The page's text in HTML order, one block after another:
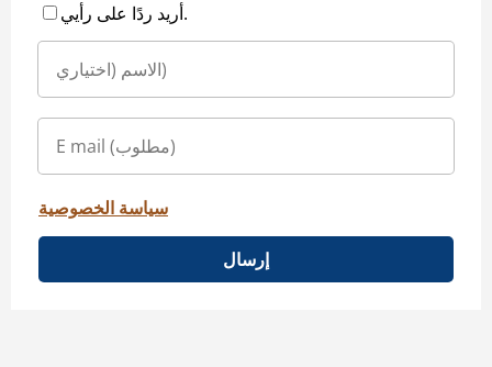
أريد ردًا على رأيي.
سياسة الخصوصية
إرسال